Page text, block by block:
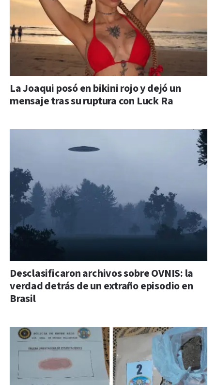
La Joaqui posó en bikini rojo y dejó un
mensaje tras su ruptura con Luck Ra
Desclasificaron archivos sobre OVNIS: la
verdad detrás de un extraño episodio en
Brasil